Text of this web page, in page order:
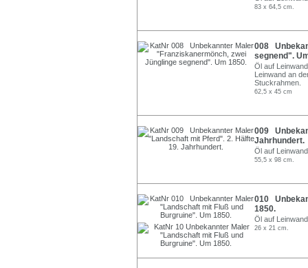
83 x 64,5 cm.
008
segnend".
Öl auf
Leinwand an
Stuckrahmen.
62,5 x 45 cm
009
Jahrhundert.
Öl auf
55,5 x 98 cm.
010
1850.
Öl auf
26 x 21 cm.